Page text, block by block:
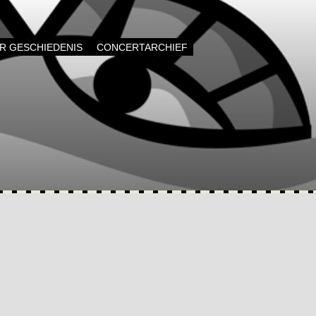
GESCHIEDENIS CONCERTARCHIEF